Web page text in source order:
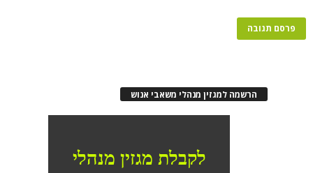
הרשמה למגזין מנהלי משאבי אנוש